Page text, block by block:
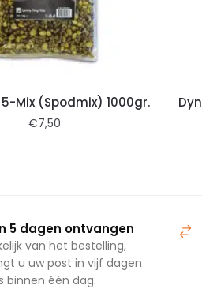
5-Mix (Spodmix) 1000gr.
€7,50
5 dagen ontvangen
van het bestelling,
u uw post in vijf dagen
binnen één dag.